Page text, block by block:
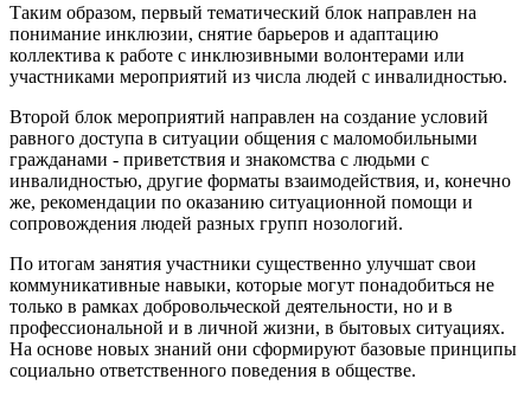
Таким образом, первый тематический блок направлен на
понимание инклюзии, снятие барьеров и адаптацию
коллектива к работе с инклюзивными волонтерами или
участниками мероприятий из числа людей с инвалидностью.
Второй блок мероприятий направлен на создание условий
равного доступа в ситуации общения с маломобильными
гражданами - приветствия и знакомства с людьми с
инвалидностью, другие форматы взаимодействия, и, конечно
же, рекомендации по оказанию ситуационной помощи и
сопровождения людей разных групп нозологий.
По итогам занятия участники существенно улучшат свои
коммуникативные навыки, которые могут понадобиться не
только в рамках добровольческой деятельности, но и в
профессиональной и в личной жизни, в бытовых ситуациях.
На основе новых знаний они сформируют базовые принципы
социально ответственного поведения в обществе.